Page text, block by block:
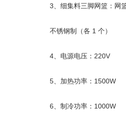
3、细集料三脚网篮：网
不锈钢制（各 1 个）
4、电源电压：220V
5、加热功率：1500W
6、制冷功率：1000W